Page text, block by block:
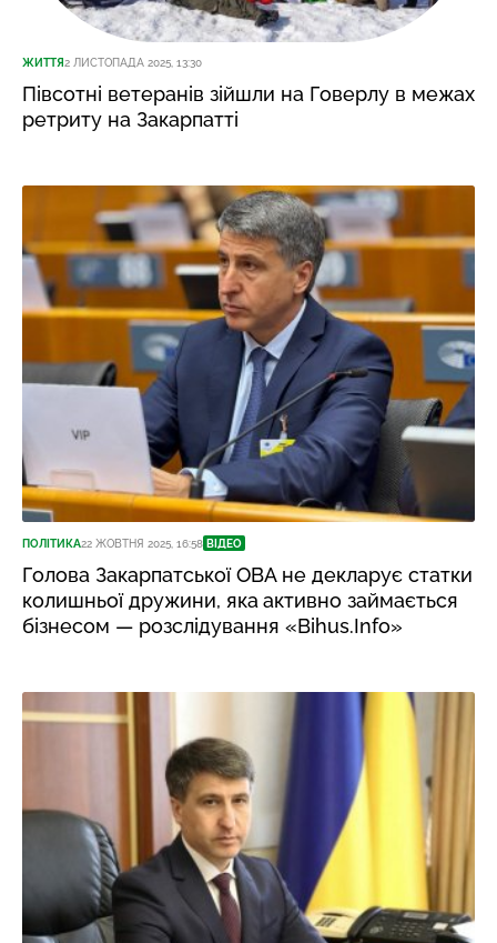
ЖИТТЯ2 ЛИСТОПАДА 2025, 13:30
Півсотні ветеранів зійшли на Говерлу в межах
ретриту на Закарпатті
ПОЛІТИКА22 ЖОВТНЯ 2025, 16:58 ВІДЕО
Голова Закарпатської ОВА не декларує статки
колишньої дружини, яка активно займається
бізнесом — розслідування «Bihus.Info»